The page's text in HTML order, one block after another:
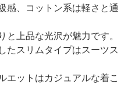
感、コットン系は軽さと通
上品な光沢が魅力です。
たスリムタイプはスーツス
エットはカジュアルな着こ